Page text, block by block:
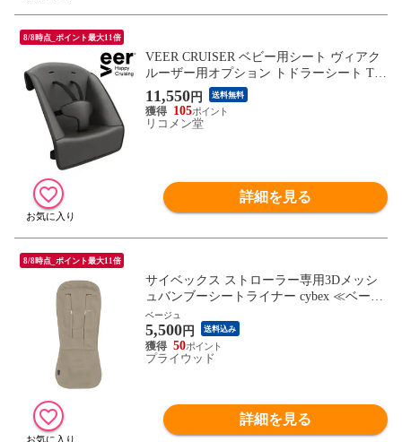
8/8時点_ポイント最大11倍
VEER CRUISER ベビー用シート ヴィアク
ルーザー用オプション トドラーシート TO
DDLER SEATS ダーカーグレー カート ワ
ゴン キャリーカート ワゴン 子供 キッズ
ペット 犬 猫【ポイント10倍】 【送料無
11,550円 送料無料
105
リコメン堂
詳細を見る
8/8時点_ポイント最大11倍
サイベックス ストローラー専用3Dメッシ
ュバンブーシートライナー cybex ≪ベージ
ュ 522002341≫ ベビーカー クッション シ
ート 赤ちゃん おすすめ おしゃれ 出産祝い
ブランド プリアム ミオス メリオ イージー
S
ベージュ
5,500円 送料込み
50
プライウッド
詳細を見る